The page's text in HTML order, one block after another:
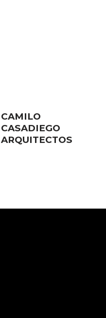
CAMILO
CASADIEGO
ARQUITECTOS